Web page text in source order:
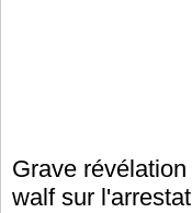
Grave
walf sur